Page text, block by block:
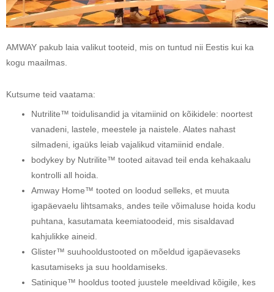
AMWAY pakub laia valikut tooteid, mis on tuntud nii Eestis kui ka
kogu maailmas.
Kutsume teid vaatama:
Nutrilite™ toidulisandid ja vitamiinid on kõikidele: noortest
vanadeni, lastele, meestele ja naistele. Alates nahast
silmadeni, igaüks leiab vajalikud vitamiinid endale.
bodykey by Nutrilite™ tooted aitavad teil enda kehakaalu
kontrolli all hoida.
Amway Home™ tooted on loodud selleks, et muuta
igapäevaelu lihtsamaks, andes teile võimaluse hoida kodu
puhtana, kasutamata keemiatoodeid, mis sisaldavad
kahjulikke aineid.
Glister™ suuhooldustooted on mõeldud igapäevaseks
kasutamiseks ja suu hooldamiseks.
Satinique™ hooldus tooted juustele meeldivad kõigile, kes